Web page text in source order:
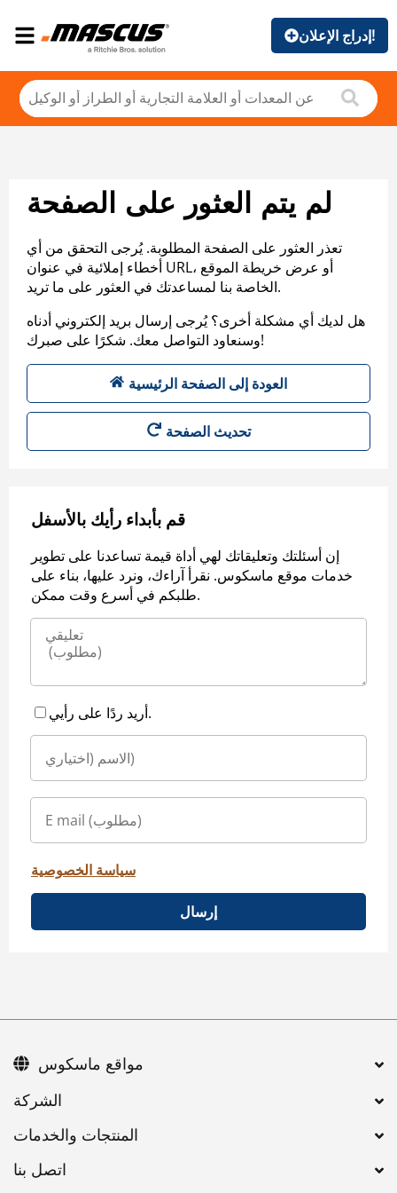
إدراج الإعلان!
لم يتم العثور على الصفحة
تعذر العثور على الصفحة المطلوبة. يُرجى التحقق من أي
أخطاء إملائية في عنوان URL، أو عرض خريطة الموقع
الخاصة بنا لمساعدتك في العثور على ما تريد.
هل لديك أي مشكلة أخرى؟ يُرجى إرسال بريد إلكتروني أدناه
وسنعاود التواصل معك. شكرًا على صبرك!
العودة إلى الصفحة الرئيسية
تحديث الصفحة
قم بأبداء رأيك بالأسفل
إن أسئلتك وتعليقاتك لهي أداة قيمة تساعدنا على تطوير
خدمات موقع ماسكوس. نقرأ آراءك، ونرد عليها، بناء على
طلبكم في أسرع وقت ممكن.
أريد ردًا على رأيي.
سياسة الخصوصية
إرسال
اتصل بنا
مواقع ماسكوس